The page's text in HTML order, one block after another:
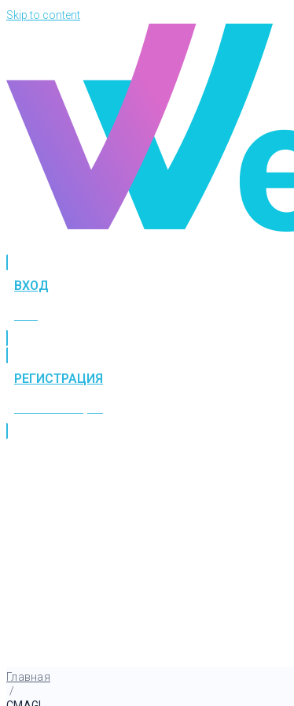
Skip to content
ВХОД
РЕГИСТРАЦИЯ
Главная
/